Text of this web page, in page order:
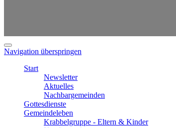
Navigation überspringen
Start
Newsletter
Aktuelles
Nachbargemeinden
Gottesdienste
Gemeindeleben
Krabbelgruppe - Eltern & Kinder